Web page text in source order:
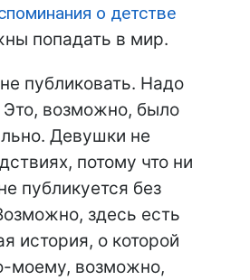
о детстве
попадать в мир.
публиковать. Надо
возможно, было
Девушки не
потому что ни
публикуется без
здесь есть
история, о которой
моему, возможно,